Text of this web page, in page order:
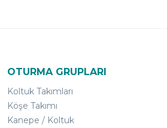
OTURMA GRUPLARI
Koltuk Takımları
Köşe Takımı
Kanepe / Koltuk